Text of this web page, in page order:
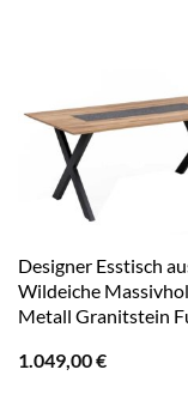
Designer Esstisch
Wildeiche
Metall Granitstein
1.049,00€